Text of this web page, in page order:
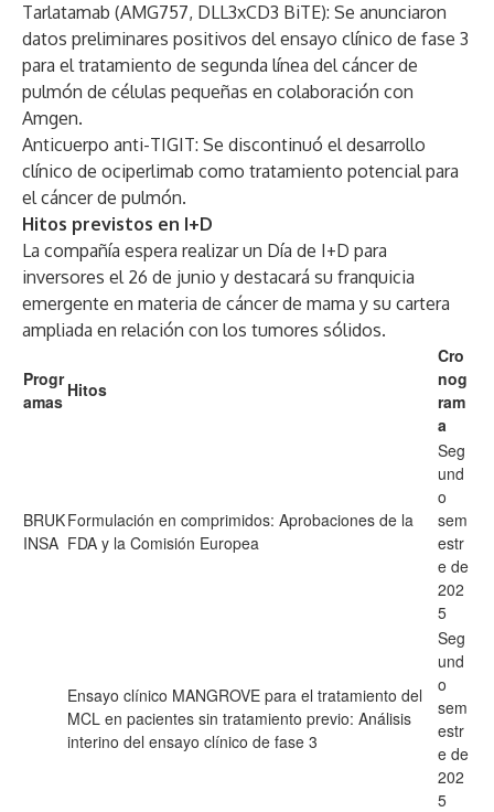
Tarlatamab (AMG757, DLL3xCD3 BiTE): Se anunciaron
datos preliminares positivos del ensayo clínico de fase 3
para el tratamiento de segunda línea del cáncer de
pulmón de células pequeñas en colaboración con
Amgen.
Anticuerpo anti-TIGIT: Se discontinuó el desarrollo
clínico de ociperlimab como tratamiento potencial para
el cáncer de pulmón.
Hitos previstos en I+D
La compañía espera realizar un Día de I+D para
inversores el 26 de junio y destacará su franquicia
emergente en materia de cáncer de mama y su cartera
ampliada en relación con los tumores sólidos.
Progr
amas
Hitos
Cro
nog
ram
a
BRUK
INSA
Formulación en comprimidos: Aprobaciones de la
FDA y la Comisión Europea
Seg
und
o
sem
estr
e de
202
5
Ensayo clínico MANGROVE para el tratamiento del
MCL en pacientes sin tratamiento previo: Análisis
interino del ensayo clínico de fase 3
Seg
und
o
sem
estr
e de
202
5